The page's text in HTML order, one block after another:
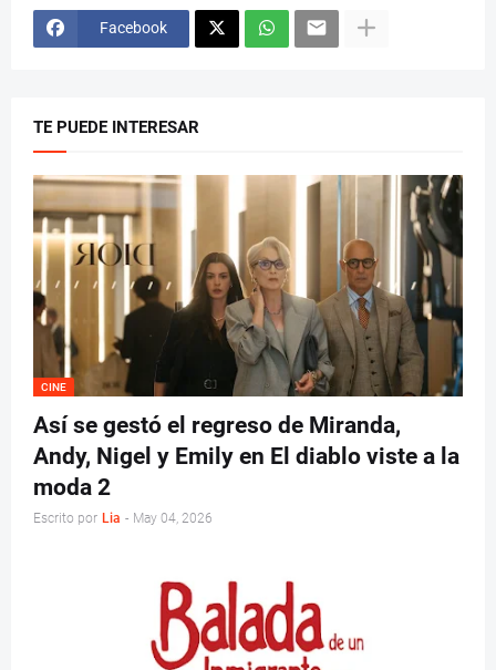
Facebook
TE PUEDE INTERESAR
CINE
Así se gestó el regreso de Miranda,
Andy, Nigel y Emily en El diablo viste a la
moda 2
Escrito por Lia - May 04, 2026